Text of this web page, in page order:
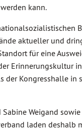
kann.
aktueller und
für eine
Erinnerungskultur
der Kongresshalle
Weigand
laden deshalb